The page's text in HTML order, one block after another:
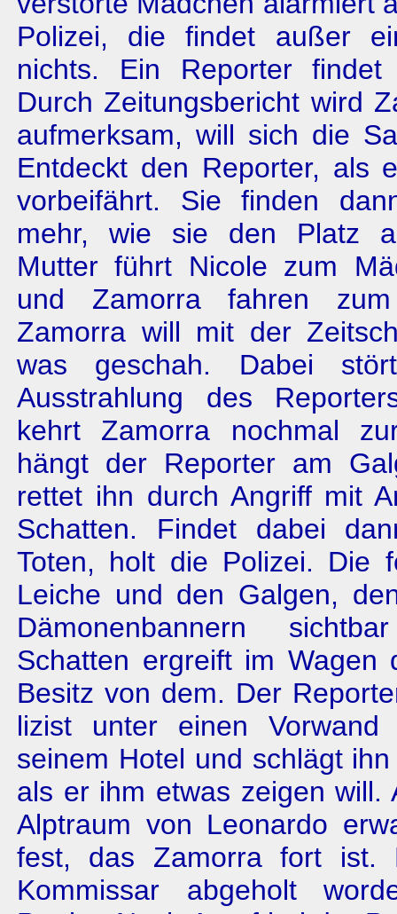
Polizei, die findet außer
nichts. Ein Re­porter findet
Durch Zeitungsbericht wird
aufmerksam, will sich die
Entdeckt den Reporter, als
vorbeifährt. Sie finden
mehr, wie sie den Platz
Mutter führt Nicole zum
und Zamorra fahren zum
Zamorra will mit der
was geschah. Dabei
Ausstrahlung des
kehrt Zamorra nochmal
hängt der Reporter am
rettet ihn durch Angriff mit
Schatten. Findet dabei
Toten, holt die Polizei. Die
Leiche und den Galgen,
Dämonenbannern
Schatten ergreift im Wagen
Besitz von dem. Der
lizist unter einen Vorwand
seinem Hotel und schlägt
als er ihm etwas zeigen will.
Alptraum von Leonardo
fest, das Zamorra fort ist.
Kommissar abgeholt